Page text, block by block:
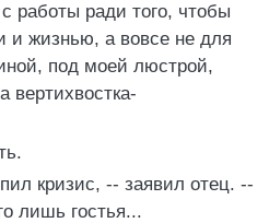
работы ради того, чтобы
и жизнью, а вовсе не для
под моей люстрой,
вертихвостка-
кризис, -- заявил отец. --
лишь гостья...